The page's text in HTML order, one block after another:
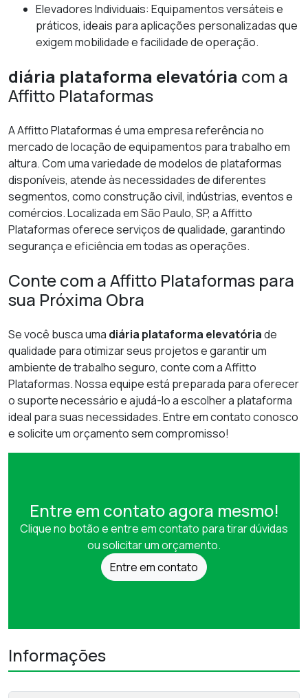
Elevadores Individuais: Equipamentos versáteis e
práticos, ideais para aplicações personalizadas que
exigem mobilidade e facilidade de operação.
diária plataforma elevatória com a
Affitto Plataformas
A Affitto Plataformas é uma empresa referência no
mercado de locação de equipamentos para trabalho em
altura. Com uma variedade de modelos de plataformas
disponíveis, atende às necessidades de diferentes
segmentos, como construção civil, indústrias, eventos e
comércios. Localizada em São Paulo, SP, a Affitto
Plataformas oferece serviços de qualidade, garantindo
segurança e eficiência em todas as operações.
Conte com a Affitto Plataformas para
sua Próxima Obra
Se você busca uma diária plataforma elevatóriade
qualidade para otimizar seus projetos e garantir um
ambiente de trabalho seguro, conte com a Affitto
Plataformas. Nossa equipe está preparada para oferecer
o suporte necessário e ajudá-lo a escolher a plataforma
ideal para suas necessidades. Entre em contato conosco
e solicite um orçamento sem compromisso!
Entre em contato agora mesmo!
Clique no botão e entre em contato para tirar dúvidas
ou solicitar um orçamento.
Entre em contato
Informações